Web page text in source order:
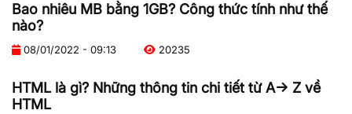
Bao nhiêu MB bằng 1GB? Công thức tính như thế
nào?
08/01/2022 - 09:13 20235
HTML là gì? Những thông tin chi tiết từ A-> Z về
HTML